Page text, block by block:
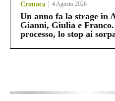
Cronaca 4 Agosto 2026
Un anno fa la strage in
Gianni, Giulia e
processo, lo stop ai